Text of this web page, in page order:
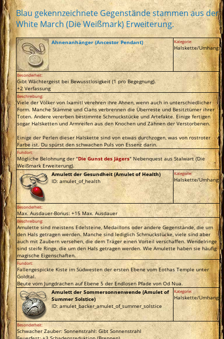
Blau gekennzeichnete Gegenstände stammen aus der
White March (Die Weißmark) Erweiterung.
Ahnenanhänger (Ancestor Pendant) Kategorie:
Halskette/Umhang
Besonderheit:
Gibt Wächtergeist bei Bewusstlosigkeit (1 pro Begegnung).
+2 Verfassung
Beschreibung:
Viele der Völker von Ixamitl verehren ihre Ahnen, wenn auch in unterschiedlicher
Form. Manche Stämme und Clans verbrennen die Überreste und Besitztümer ihrer
Toten. Andere vererben bestimmte Schmuckstücke und Artefakte. Einige fertigen
sogar Halsketten und Armreifen aus den Knochen und Zähnen der Verstorbenen.
Einige der Perlen dieser Halskette sind von etwas durchzogen, was von rostroter
Farbe ist. Du spürst den schwachen Puls von Essenz darin.
Fundort:
Mögliche Belohnung der "Die Gunst des Jägers" Nebenquest aus Stalwart (Die
Weißmark Erweiterung).
Amulett der Gesundheit (Amulet of Health)
ID: amulet_of_health
Kategorie:
Halskette/Umhang
Besonderheit:
Max. Ausdauer-Bonus: +15 Max. Ausdauer
Beschreibung:
Amulette sind meistens Edelsteine, Medaillons oder andere Gegenstände, die um
den Hals getragen werden. Manche sind lediglich Schmuckstücke, viele sind aber
auch mit Zaubern versehen, die dem Träger einen Vorteil verschaffen. Wendelringe
sind steife Ringe, die um den Hals getragen werden. Wie Amulette haben sie häufig
magische Eigenschaften.
Fundort:
Fallengespickte Kiste im Südwesten der ersten Ebene vom Eothas Temple unter
Goldtal.
Beute vom Jungdrachen auf Ebene 5 der Endlosen Pfade von Od Nua.
Amulett der Sommersonnenwende (Amulet of
Summer Solstice)
ID: amulet_backer_amulet_of_summer_solstice
Kategorie:
Halskette/Umhang
Besonderheit:
Schwacher Zauber: Sonnenstrahl: Gibt Sonnenstrahl